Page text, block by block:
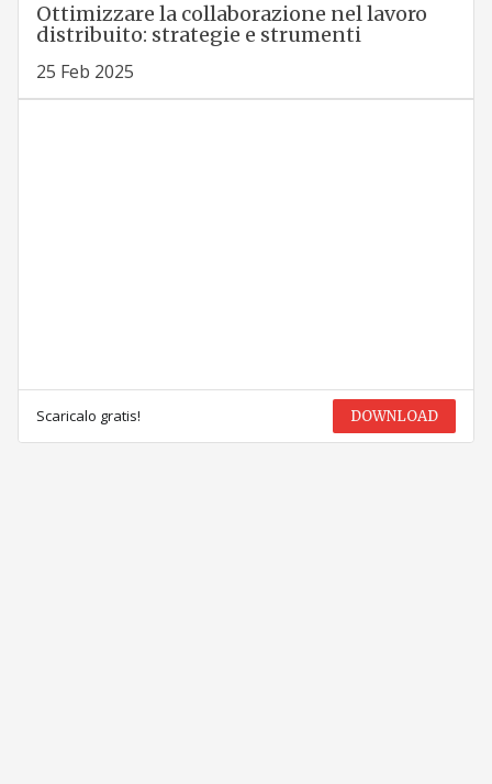
Ottimizzare la collaborazione nel lavoro
distribuito: strategie e strumenti
25 Feb 2025
Scaricalo gratis! DOWNLOAD